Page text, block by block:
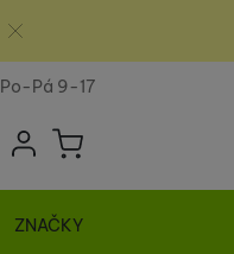
Zavřít
Po-Pá 9-17
Uživatelská
Přihlásit se
Košík
ZNAČKY